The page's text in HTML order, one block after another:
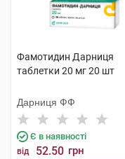
Фамотидин Дарниця
таблетки 20 мг 20 шт
Дарниця ФФ
Є в наявності
від 52.50 грн